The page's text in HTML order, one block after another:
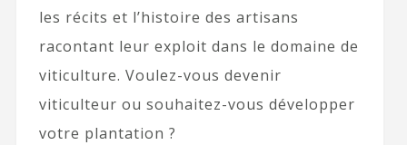
les récits et l’histoire des artisans
racontant leur exploit dans le domaine de
viticulture. Voulez-vous devenir
viticulteur ou souhaitez-vous développer
votre plantation ?